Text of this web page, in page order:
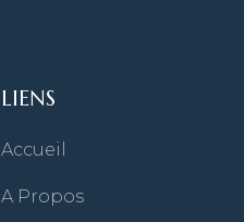
LIENS
Accueil
A Propos